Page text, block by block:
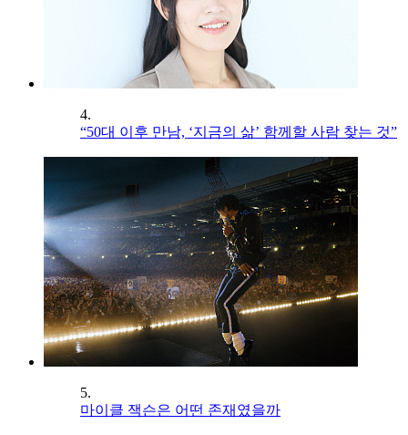
4.
“50대 이후 만남, ‘지금의 삶’ 함께할 사람 찾는 것”
5.
마이클 잭슨은 어떤 존재였을까